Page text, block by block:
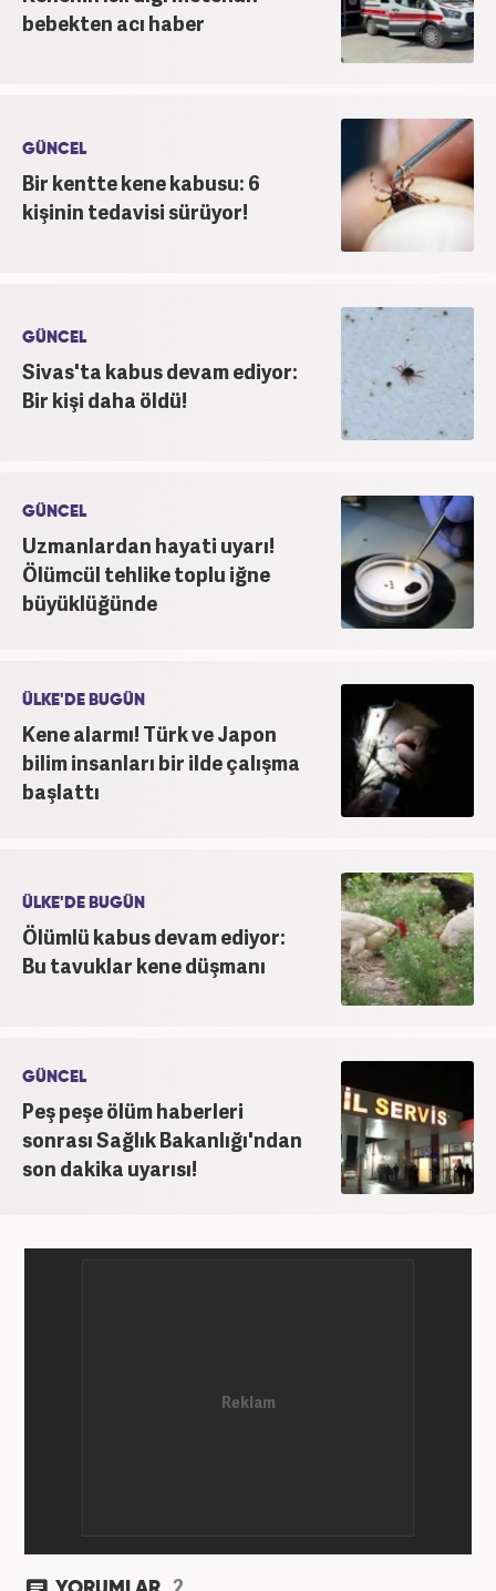
bebekten acı haber
GÜNCEL
Bir kentte kene kabusu: 6
kişinin tedavisi sürüyor!
GÜNCEL
Sivas'ta kabus devam ediyor:
Bir kişi daha öldü!
GÜNCEL
Uzmanlardan hayati uyarı!
Ölümcül tehlike toplu iğne
büyüklüğünde
ÜLKE'DE BUGÜN
Kene alarmı! Türk ve Japon
bilim insanları bir ilde çalışma
başlattı
ÜLKE'DE BUGÜN
Ölümlü kabus devam ediyor:
Bu tavuklar kene düşmanı
GÜNCEL
Peş peşe ölüm haberleri
sonrası Sağlık Bakanlığı'ndan
son dakika uyarısı!